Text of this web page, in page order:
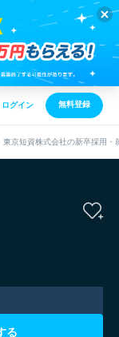
ログイン 無料登録
東京短資株式会社の新卒採用・
る